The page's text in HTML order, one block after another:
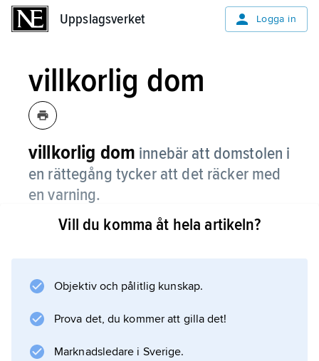
Uppslagsverket Logga in
villkorlig dom
villkorlig dom innebär att domstolen i
en rättegång tycker att det räcker med
en varning.
Domstolen tror då att den åtalade personen
han eller hon kallad till domstolen igen och får
kunde ha varit aktuellt.
Vill du komma åt hela artikeln?
Objektiv och pålitlig kunskap.
Prova det, du kommer att gilla det!
Marknadsledare i Sverige.